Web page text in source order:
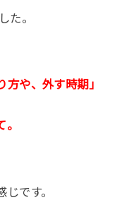
た。
方や、外す時期」
です。